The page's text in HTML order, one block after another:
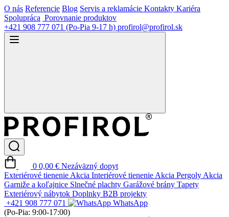
O nás Referencie Blog Servis a reklamácie Kontakty Kariéra
Spolupráca Porovnanie produktov
+421 908 777 071 (Po-Pia 9-17 h) profirol@profirol.sk
0 0,00 € Nezáväzný dopyt
Exteriérové tienenie Akcia Interiérové tienenie Akcia Pergoly Akcia
Garniže a koľajnice Slnečné plachty Garážové brány Tapety
Exteriérový nábytok Doplnky B2B projekty
+421 908 777 071
WhatsApp
(Po-Pia: 9:00-17:00)